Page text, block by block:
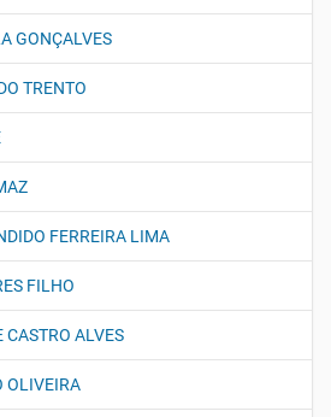
GONÇALVES
TRENTO
FERREIRA LIMA
FILHO
CASTRO ALVES
OLIVEIRA